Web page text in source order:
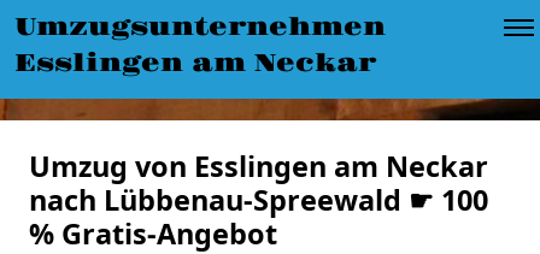
Umzugsunternehmen
Esslingen am Neckar
Umzug von Esslingen am Neckar
nach Lübbenau-Spreewald ☛ 100
% Gratis-Angebot